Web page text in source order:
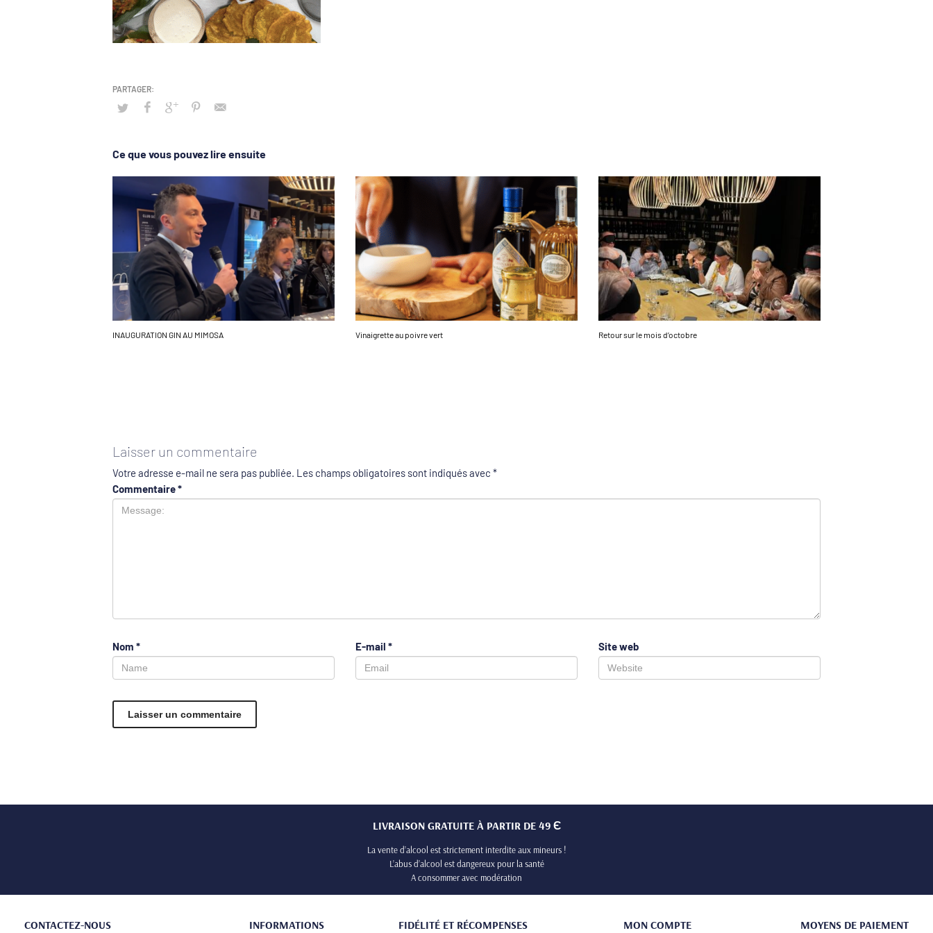
Ce que vous pouvez lire ensuite
INAUGURATION GIN AU MIMOSA Vinaigrette au poivre vert Retour sur le mois d’octobre
Laisser un commentaire
Votre adresse e-mail ne sera pas publiée. Les champs obligatoires sont indiqués avec *
Commentaire*
Nom * E-mail * Site web
LIVRAISON GRATUITE À PARTIR DE 49 Є
La vente d’alcool est strictement interdite aux mineurs !
L’abus d’alcool est dangereux pour la santé
A consommer avec modération
CONTACTEZ-NOUS INFORMATIONS FIDÉLITÉ ET RÉCOMPENSES MON COMPTE MOYENS DE PAIEMENT